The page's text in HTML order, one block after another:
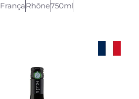
FrançaRhône750ml